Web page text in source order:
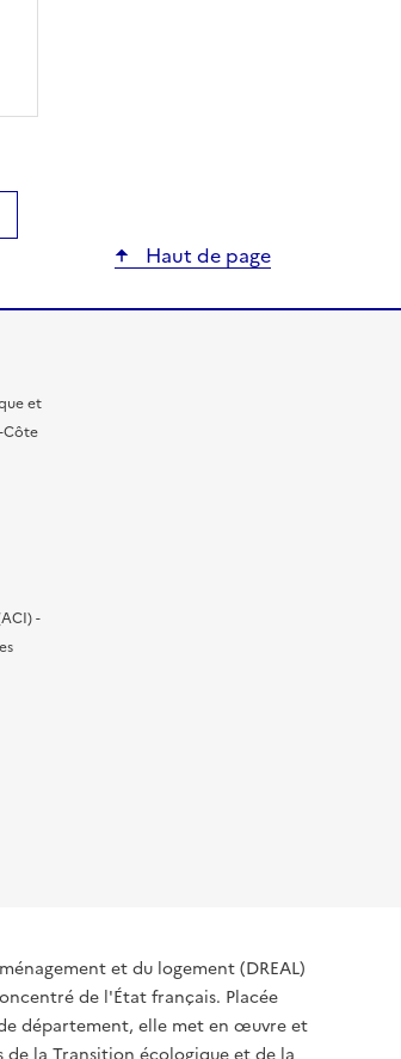
Haut de page
et
Côte
-
et du logement (DREAL)
de l'État français. Placée
département, elle met en œuvre et